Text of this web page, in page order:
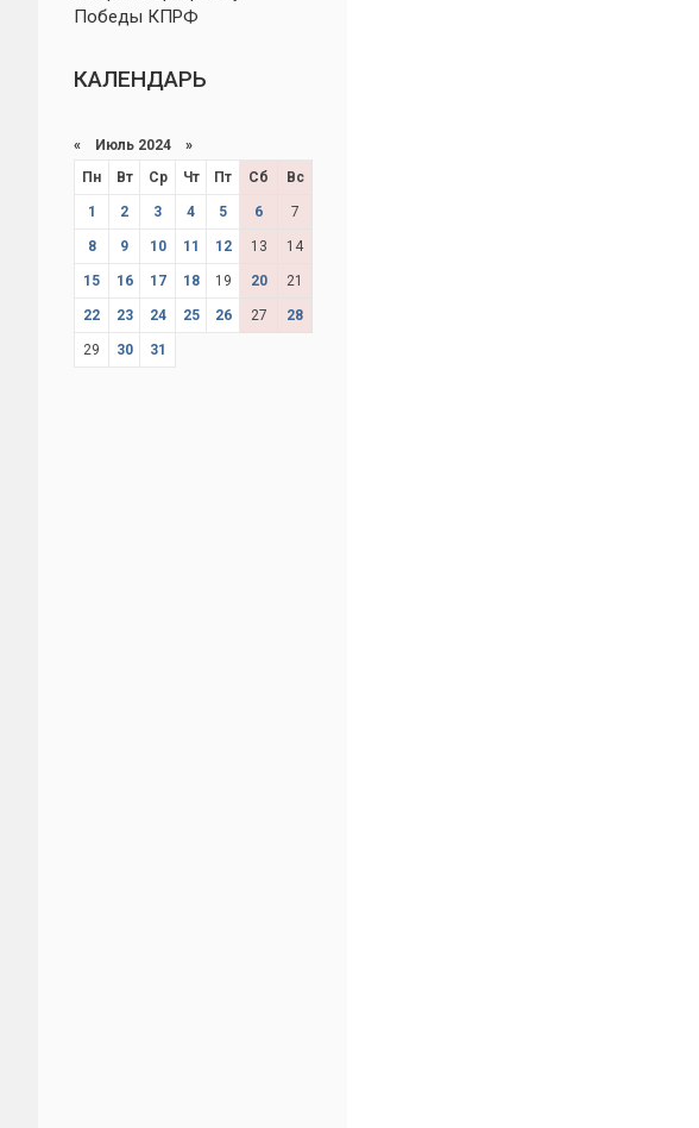
Победы КПРФ
КАЛЕНДАРЬ
« Июль 2024 »
Пн
Вт Ср Чт Пт Сб Вс
1 2 3 4 5 6 7
8 9 10 11 12 13 14
15 16 17 18 19 20 21
22 23 24 25 26 27 28
29 30 31